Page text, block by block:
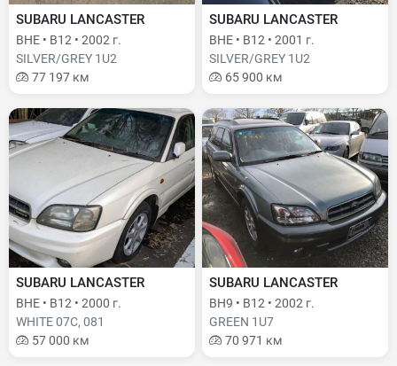
SUBARU LANCASTER
BHE • B12 • 2002 г.
SILVER/GREY 1U2
77 197 км
SUBARU LANCASTER
BHE • B12 • 2001 г.
SILVER/GREY 1U2
65 900 км
SUBARU LANCASTER
BHE • B12 • 2000 г.
WHITE 07C, 081
57 000 км
SUBARU LANCASTER
BH9 • B12 • 2002 г.
GREEN 1U7
70 971 км